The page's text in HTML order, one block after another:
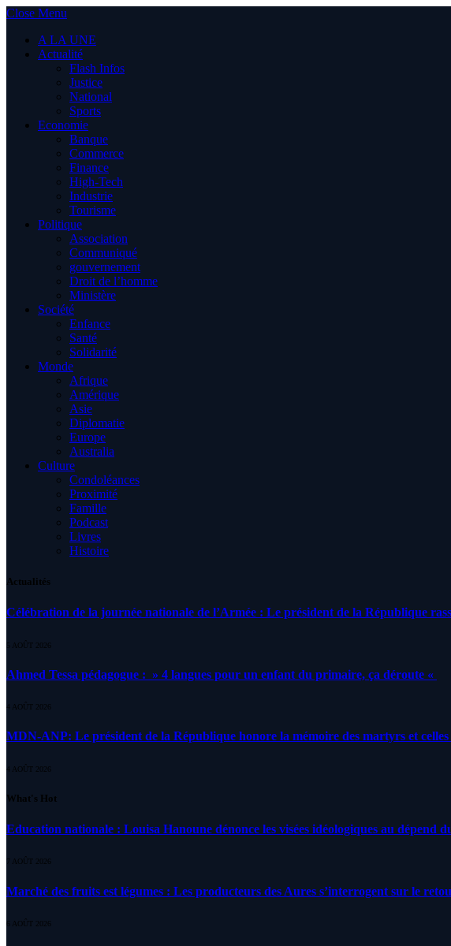
Close Menu
A LA UNE
Actualité
Flash Infos
Justice
National
Sports
Economie
Banque
Commerce
Finance
High-Tech
Industrie
Tourisme
Politique
Association
Communiqué
gouvernement
Droit de l’homme
Ministère
Société
Enfance
Santé
Solidarité
Monde
Afrique
Amérique
Asie
Diplomatie
Europe
Australia
Culture
Condoléances
Proximité
Famille
Podcast
Livres
Histoire
Actualités
Célébration de la journée nationale de l’Armée : Le président de la République
5 AOÛT 2026
Ahmed Tessa pédagogue : » 4 langues pour un enfant du primaire, ça déroute «
4 AOÛT 2026
MDN-ANP: Le président de la République honore la mémoire des martyrs et
4 AOÛT 2026
What's Hot
Education nationale : Louisa Hanoune dénonce les visées idéologiques au dépend
7 AOÛT 2026
Marché des fruits est légumes : Les producteurs des Aures s’interrogent sur le
6 AOÛT 2026